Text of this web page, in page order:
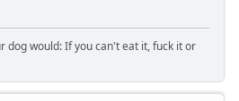
dog would: If you can't eat it, fuck it or